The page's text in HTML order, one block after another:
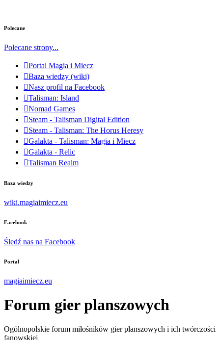
Polecane
Polecane strony...
Portal Magia i Miecz
Baza wiedzy (wiki)
Nasz profil na Facebook
Talisman: Island
Nomad Games
Steam - Talisman Digital Edition
Steam - Talisman: The Horus Heresy
Galakta - Talisman: Magia i Miecz
Galakta - Relic
Talisman Realm
Baza wiedzy
wiki.magiaimiecz.eu
Facebook
Śledź nas na Facebook
Portal
magiaimiecz.eu
Forum gier planszowych
Ogólnopolskie forum miłośników gier planszowych i ich twórczości
fanowskiej